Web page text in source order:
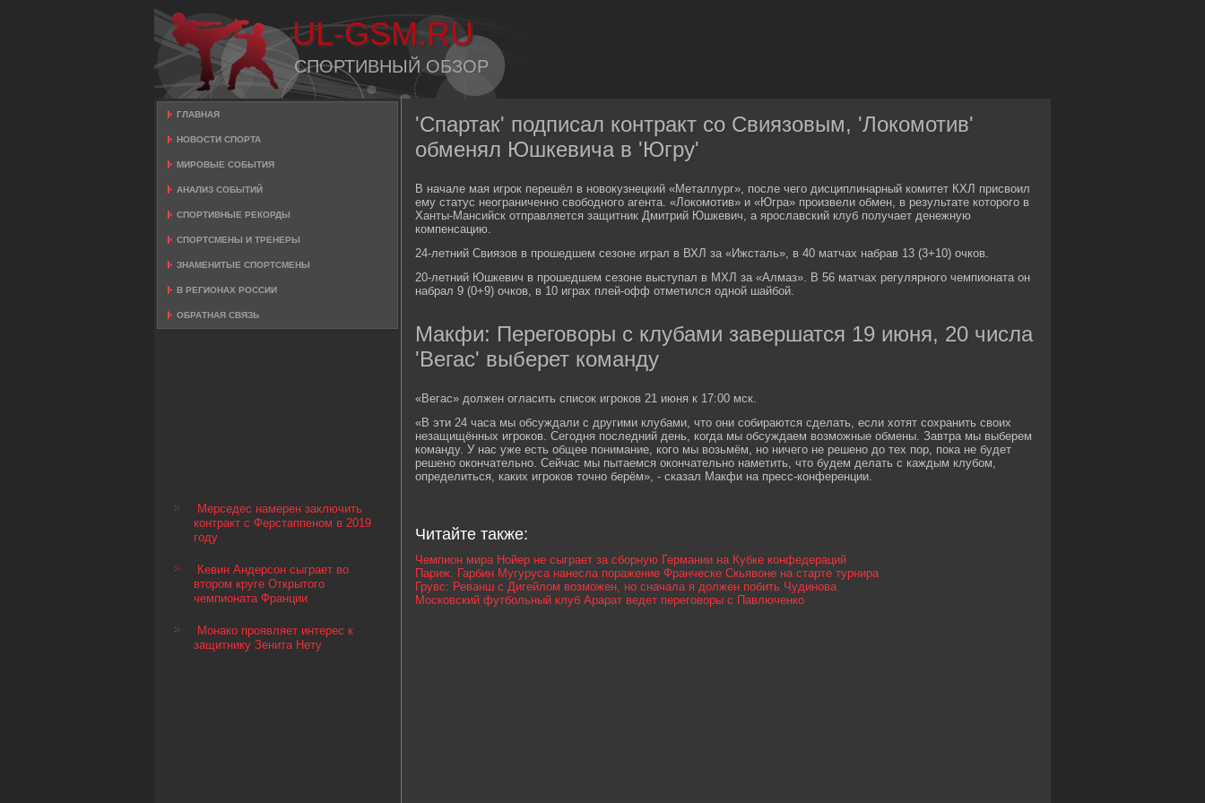
UL-GSM.RU
СПОРТИВНЫЙ ОБЗОР
ГЛАВНАЯ
НОВОСТИ СПОРТА
МИРОВЫЕ СОБЫТИЯ
АНАЛИЗ СОБЫТИЙ
СПОРТИВНЫЕ РЕКОРДЫ
СПОРТСМЕНЫ И ТРЕНЕРЫ
ЗНАМЕНИТЫЕ СПОРТСМЕНЫ
В РЕГИОНАХ РОССИИ
ОБРАТНАЯ СВЯЗЬ
Мерседес намерен заключить
контракт с Ферстаппеном в 2019
году
Кевин Андерсон сыграет во
втором круге Открытого
чемпионата Франции
Монако проявляет интерес к
защитнику Зенита Нету
'Спартак' подписал контракт со Свиязовым, 'Локомотив'
обменял Юшкевича в 'Югру'
В начале мая игрок перешёл в новокузнецкий «Металлург», после чего дисциплинарный комитет КХЛ присвоил
ему статус неограниченно свободного агента. «Локомотив» и «Югра» произвели обмен, в результате которого в
Ханты-Мансийск отправляется защитник Дмитрий Юшкевич, а ярославский клуб получает денежную
компенсацию.
24-летний Свиязов в прошедшем сезоне играл в ВХЛ за «Ижсталь», в 40 матчах набрав 13 (3+10) очков.
20-летний Юшкевич в прошедшем сезоне выступал в МХЛ за «Алмаз». В 56 матчах регулярного чемпионата он
набрал 9 (0+9) очков, в 10 играх плей-офф отметился одной шайбой.
Макфи: Переговоры с клубами завершатся 19 июня, 20 числа
'Вегас' выберет команду
«Вегас» должен огласить список игроков 21 июня к 17:00 мск.
«В эти 24 часа мы обсуждали с другими клубами, что они собираются сделать, если хотят сохранить своих
незащищённых игроков. Сегодня последний день, когда мы обсуждаем возможные обмены. Завтра мы выберем
команду. У нас уже есть общее понимание, кого мы возьмём, но ничего не решено до тех пор, пока не будет
решено окончательно. Сейчас мы пытаемся окончательно наметить, что будем делать с каждым клубом,
определиться, каких игроков точно берём», - сказал Макфи на пресс-конференции.
Читайте также:
Чемпион мира Нойер не сыграет за сборную Германии на Кубке конфедераций
Париж. Гарбин Мугуруса нанесла поражение Франческе Скьявоне на старте турнира
Грувс: Реванш с Дигейлом возможен, но сначала я должен побить Чудинова
Московский футбольный клуб Арарат ведет переговоры с Павлюченко